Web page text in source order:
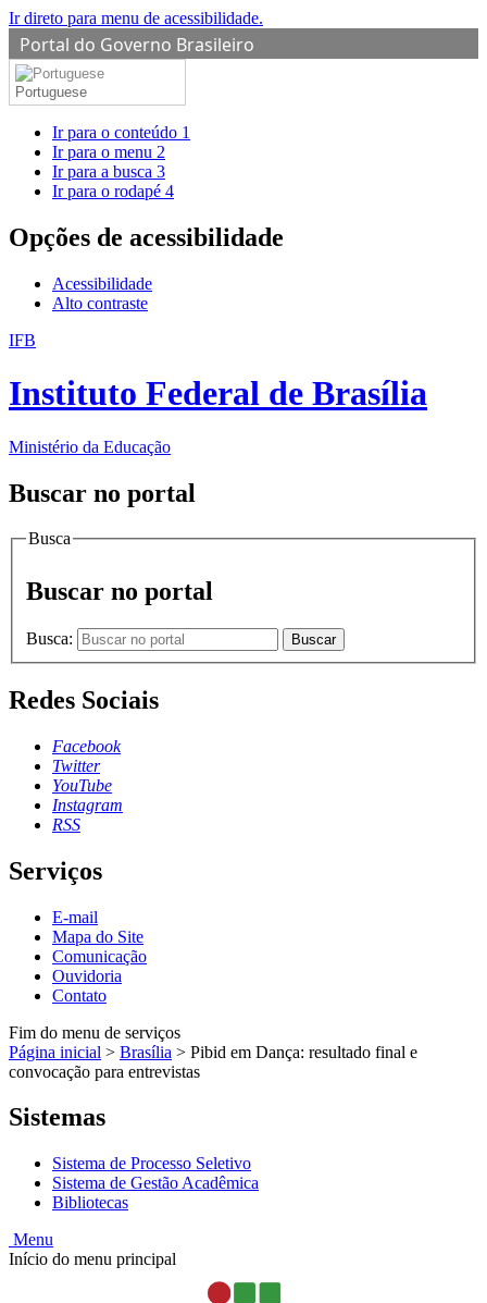
Ir direto para menu de acessibilidade.
Portal do Governo Brasileiro
Portuguese
Ir para o conteúdo 1
Ir para o menu 2
Ir para a busca 3
Ir para o rodapé 4
Opções de acessibilidade
Acessibilidade
Alto contraste
IFB
Instituto Federal de Brasília
Ministério da Educação
Buscar no portal
Busca
Buscar no portal
Busca: Buscar
Redes Sociais
Facebook
Twitter
YouTube
Instagram
RSS
Serviços
E-mail
Mapa do Site
Comunicação
Ouvidoria
Contato
Fim do menu de serviços
Página inicial > Brasília > Pibid em Dança: resultado final e
convocação para entrevistas
Sistemas
Sistema de Processo Seletivo
Sistema de Gestão Acadêmica
Bibliotecas
Menu
Início do menu principal